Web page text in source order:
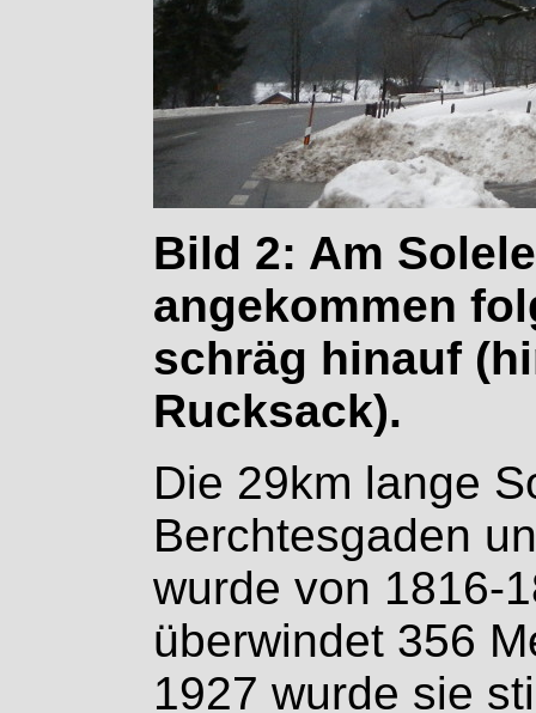
Bild 2: Am
angekommen
schräg hinauf
Rucksack).
Die 29km lange
Berchtesgaden
wurde von 1816-
überwindet 356
1927 wurde sie